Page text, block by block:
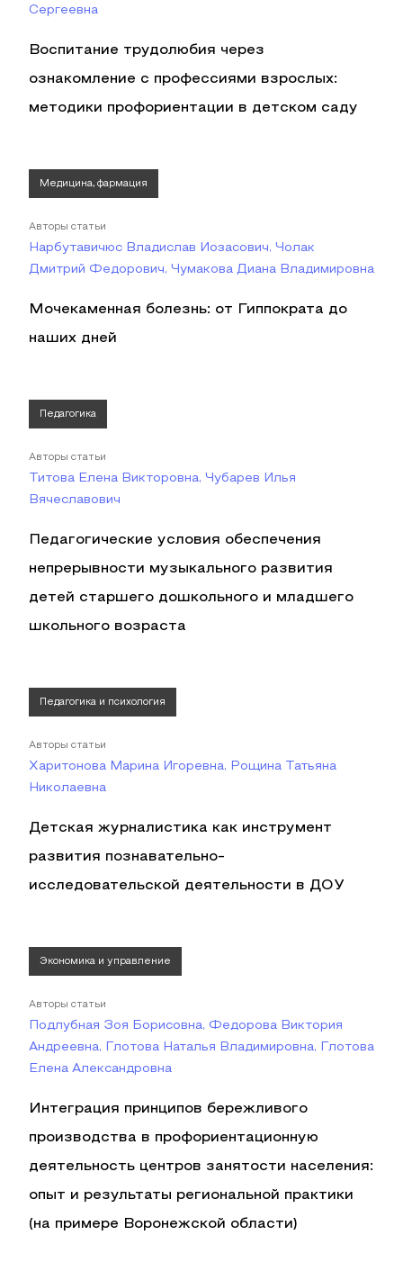
Сергеевна
Воспитание трудолюбия через
ознакомление с профессиями взрослых:
методики профориентации в детском саду
Медицина, фармация
Авторы статьи
Нарбутавичюс Владислав Иозасович, Чолак
Дмитрий Федорович, Чумакова Диана Владимировна
Мочекаменная болезнь: от Гиппократа до
наших дней
Педагогика
Авторы статьи
Титова Елена Викторовна, Чубарев Илья
Вячеславович
Педагогические условия обеспечения
непрерывности музыкального развития
детей старшего дошкольного и младшего
школьного возраста
Педагогика и психология
Авторы статьи
Харитонова Марина Игоревна, Рощина Татьяна
Николаевна
Детская журналистика как инструмент
развития познавательно-
исследовательской деятельности в ДОУ
Экономика и управление
Авторы статьи
Подлубная Зоя Борисовна, Федорова Виктория
Андреевна, Глотова Наталья Владимировна, Глотова
Елена Александровна
Интеграция принципов бережливого
производства в профориентационную
деятельность центров занятости населения:
опыт и результаты региональной практики
(на примере Воронежской области)